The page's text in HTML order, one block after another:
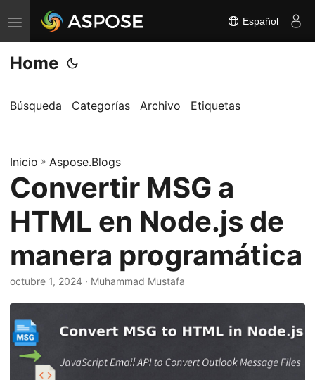
A
l
t
r
r
n
a
v
a
c
i
ó
n
Español
Home
Búsqueda Categorías Archivo Etiquetas
Inicio » Aspose.Blogs
Convertir MSG a
HTML en Node.js de
manera programática
octubre 1, 2024 · Muhammad Mustafa